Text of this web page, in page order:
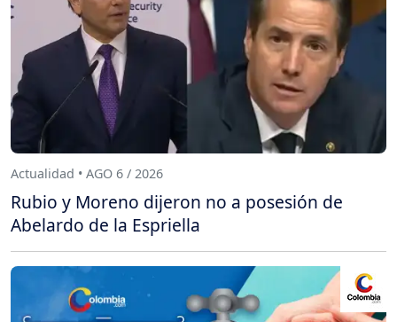
Actualidad • AGO 6 / 2026
Rubio y Moreno dijeron no a posesión de
Abelardo de la Espriella